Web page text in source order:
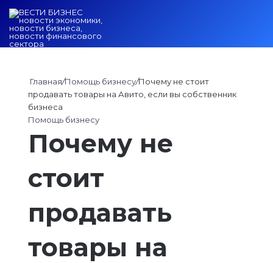
Главная/Помощь бизнесу/Почему не стоит
продавать товары на Авито, если вы собственник
бизнеса
Помощь бизнесу
Почему не
стоит
продавать
товары на